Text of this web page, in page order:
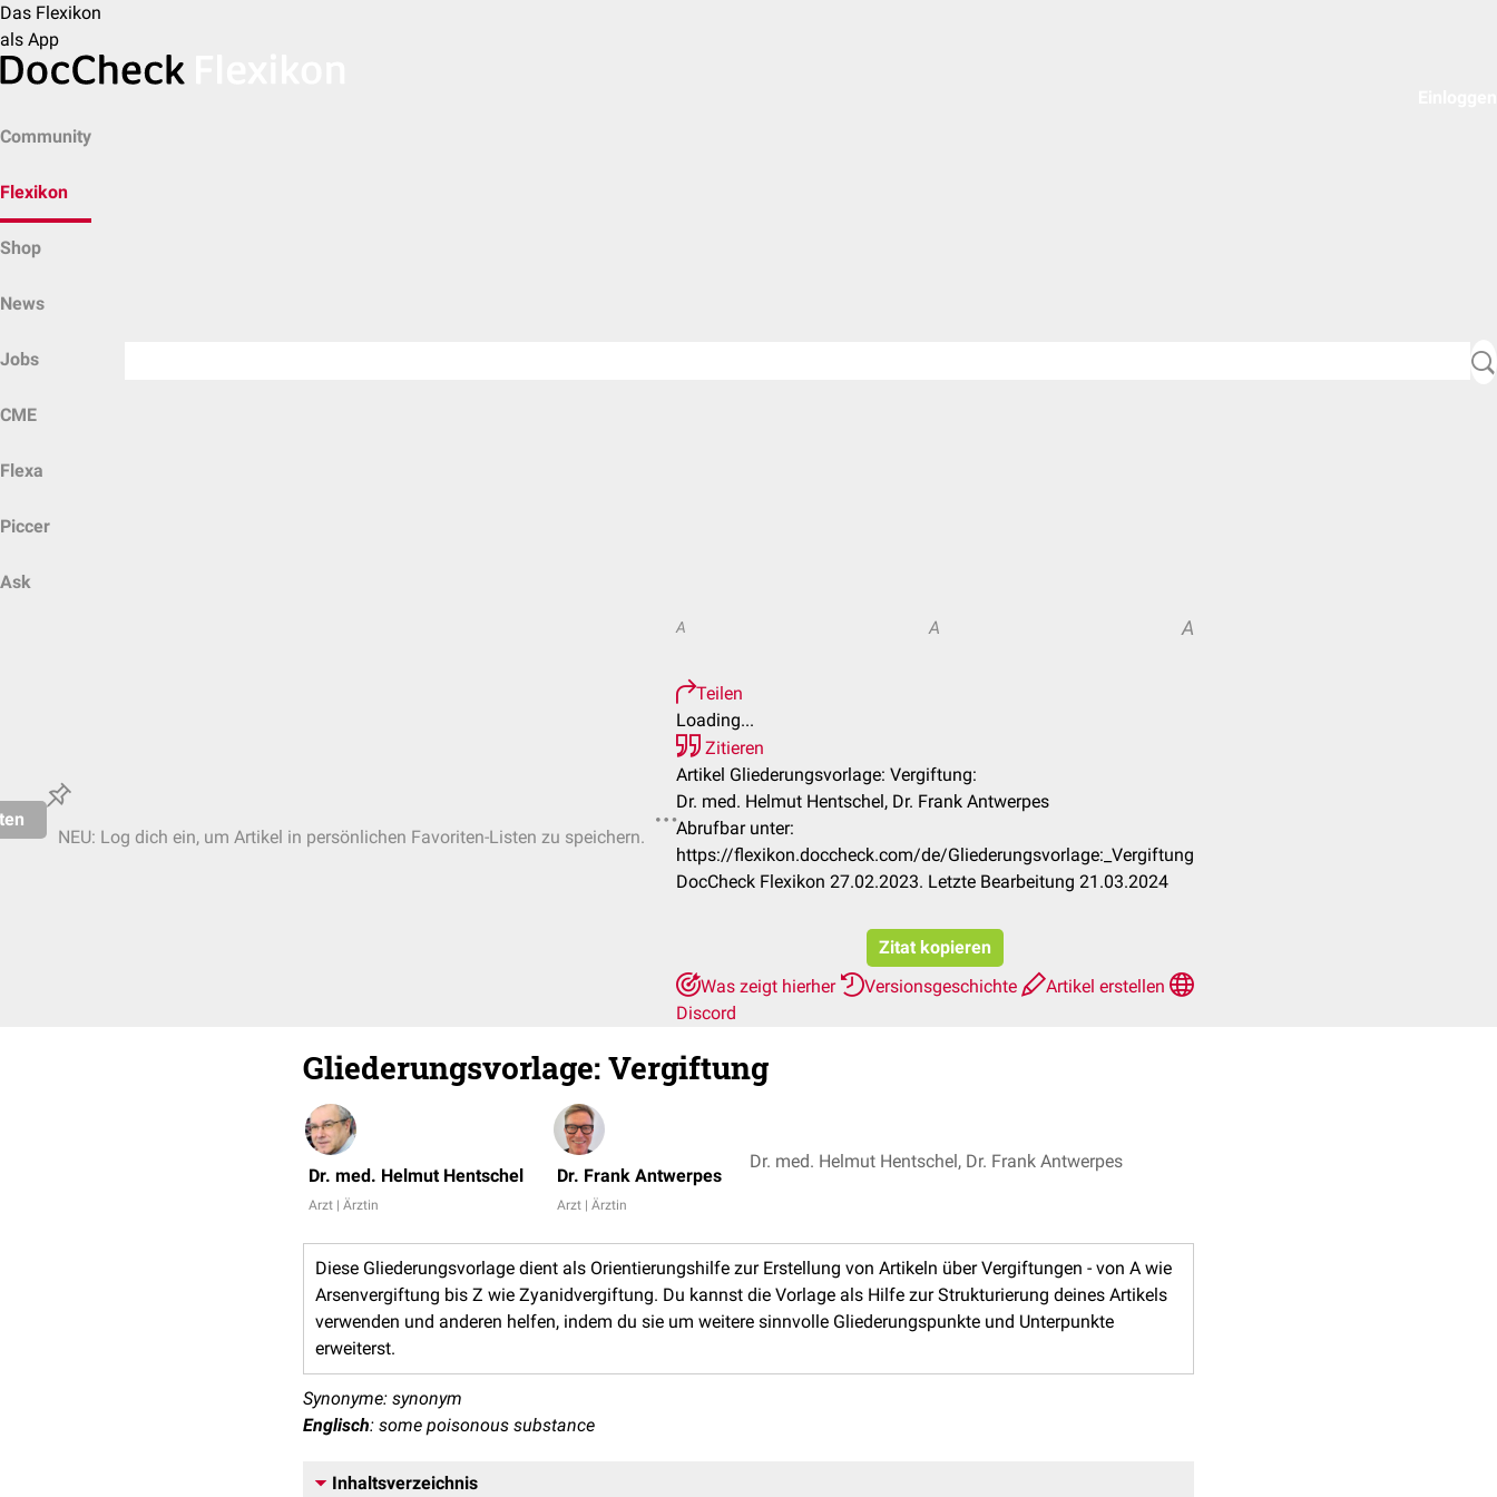
Das Flexikon
als App
Community
Flexikon
Shop
News
Jobs
CME
Flexa
Piccer
Ask
NEU: Log dich ein, um Artikel in persönlichen Favoriten-Listen zu speichern.
A A A
Teilen
Loading...
Zitieren
Artikel Gliederungsvorlage: Vergiftung:
Dr. med. Helmut Hentschel, Dr. Frank Antwerpes
Abrufbar unter:
https://flexikon.doccheck.com/de/Gliederungsvorlage:_Vergiftung
DocCheck Flexikon 27.02.2023. Letzte Bearbeitung 21.03.2024
Zitat kopieren
Was zeigt hierher
Versionsgeschichte
Artikel erstellen
Discord
Gliederungsvorlage: Vergiftung
Dr. med. Helmut Hentschel
Arzt | Ärztin
Dr. Frank Antwerpes
Arzt | Ärztin
Dr. med. Helmut Hentschel, Dr. Frank Antwerpes
Diese Gliederungsvorlage dient als Orientierungshilfe zur Erstellung von Artikeln über Vergiftungen - von A wie
Arsenvergiftung bis Z wie Zyanidvergiftung. Du kannst die Vorlage als Hilfe zur Strukturierung deines Artikels
verwenden und anderen helfen, indem du sie um weitere sinnvolle Gliederungspunkte und Unterpunkte
erweiterst.
Synonyme: synonym
Englisch: some poisonous substance
Inhaltsverzeichnis